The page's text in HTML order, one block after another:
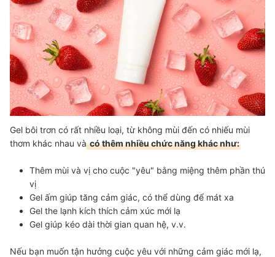
Gel bôi trơn có rất nhiều loại, từ không mùi đến có nhiếu mùi
thơm khác nhau vàcó thêm nhiều chức năng khác như:
Thêm mùi và vị cho cuộc "yêu" bằng miệng thêm phần thú
vị
Gel ấm giúp tăng cảm giác, có thể dùng để mát xa
Gel the lạnh kích thích cảm xúc mới lạ
Gel giúp kéo dài thời gian quan hệ, v.v.
Nếu bạn muốn tận hưởng cuộc yêu với những cảm giác mới lạ,